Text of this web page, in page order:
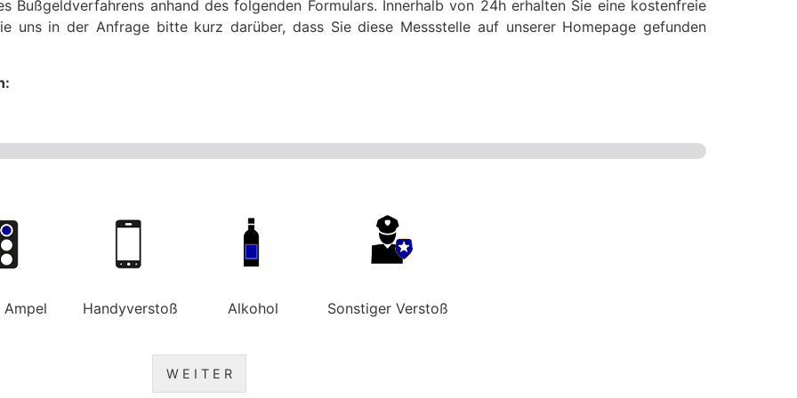
Bußgeldverfahrens anhand des folgenden Formulars. Innerhalb von 24h erhalten Sie eine kostenfreie
uns in der Anfrage bitte kurz darüber, dass Sie diese Messstelle auf unserer Homepage gefunden
Ampel Handyverstoß Alkohol Sonstiger Verstoß
W E I T E R